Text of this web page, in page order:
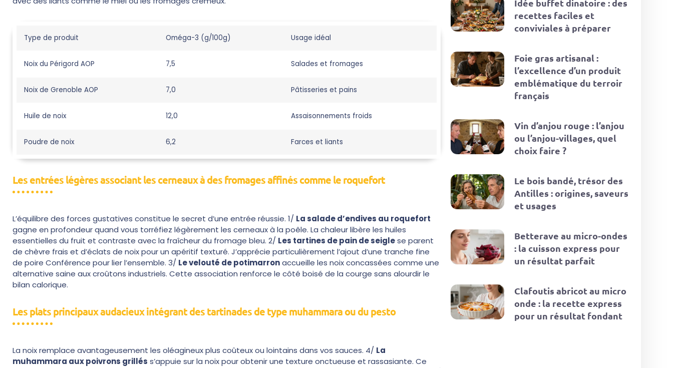
Type de produit Oméga-3 (g/100g) Usage idéal
Noix du Périgord AOP 7,5 Salades et fromages
Noix de Grenoble AOP 7,0 Pâtisseries et pains
Huile de noix 12,0 Assaisonnements froids
Poudre de noix 6,2 Farces et liants
Les entrées légères associant les cerneaux à des fromages affinés comme le roquefort
L’équilibre des forces gustatives constitue le secret d’une entrée réussie. 1/ La salade d’endives au roquefort
gagne en profondeur quand vous torréfiez légèrement les cerneaux à la poêle. La chaleur libère les huiles
essentielles du fruit et contraste avec la fraîcheur du fromage bleu. 2/ Les tartines de pain de seiglese parent
de chèvre frais et d’éclats de noix pour un apéritif texturé. J’apprécie particulièrement l’ajout d’une tranche fine
de poire Conférence pour lier l’ensemble. 3/ Le velouté de potimarronaccueille les noix concassées comme une
alternative saine aux croûtons industriels. Cette association renforce le côté boisé de la courge sans alourdir le
bilan calorique.
Les plats principaux audacieux intégrant des tartinades de type muhammara ou du pesto
La noix remplace avantageusement les oléagineux plus coûteux ou lointains dans vos sauces. 4/ La
muhammara aux poivrons grillés s’appuie sur la noix pour obtenir une texture onctueuse et rassasiante. Ce
Idée buffet dinatoire : des
recettes faciles et
conviviales à préparer
Foie gras artisanal :
l’excellence d’un produit
emblématique du terroir
français
Vin d’anjou rouge : l’anjou
ou l’anjou-villages, quel
choix faire ?
Le bois bandé, trésor des
Antilles : origines, saveurs
et usages
Betterave au micro-ondes
: la cuisson express pour
un résultat parfait
Clafoutis abricot au micro
onde : la recette express
pour un résultat fondant